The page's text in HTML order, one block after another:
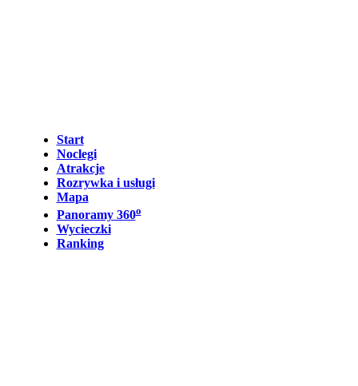
Start
Noclegi
Atrakcje
Rozrywka i usługi
Mapa
Panoramy 360o
Wycieczki
Ranking